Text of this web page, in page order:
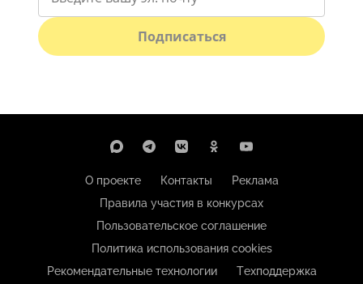
Подписаться
О проекте Контакты
Реклама
Правила участия в конкурсах
Пользовательское соглашение
Политика использования cookies
Рекомендательные технологии
Техподдержка